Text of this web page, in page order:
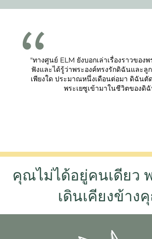
"ทางศูนย์ ELM ยังบอกเล่าเรื่องราวของ
ฟังและได้รู้ว่าพระองค์ทรงรักดิฉันและลู
เพียงใด ประมาณหนึ่งเดือนต่อมา ดิฉันตั
พระเยซูเข้ามาในชีวิตของดิ
คุณไม่ได้อยู่คนเดียว
เดินเคียงข้าง